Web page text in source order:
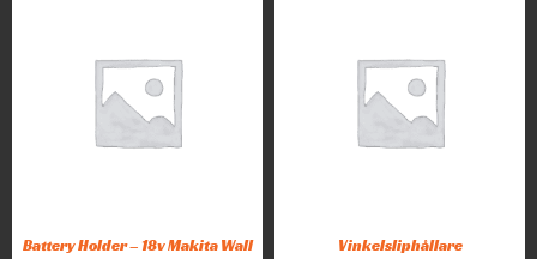
Battery Holder – 18v Makita Wall Vinkelsliphållare